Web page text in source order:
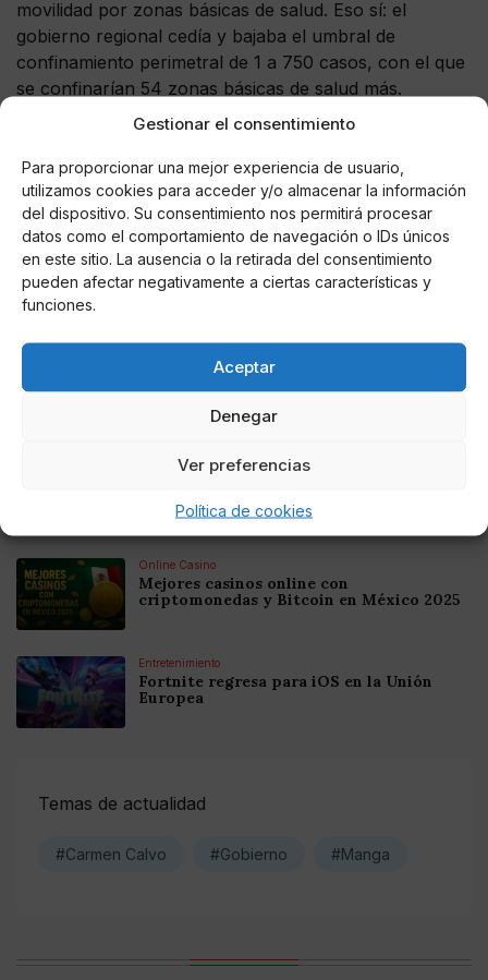
Gestionar el consentimiento
Para proporcionar una mejor experiencia de usuario,
utilizamos cookies para acceder y/o almacenar la información
del dispositivo. Su consentimiento nos permitirá procesar
datos como el comportamiento de navegación o IDs únicos
en este sitio. La ausencia o la retirada del consentimiento
pueden afectar negativamente a ciertas características y
funciones.
Aceptar
Denegar
Ver preferencias
Política de cookies
movilidad por zonas básicas de salud. Eso sí: el
gobierno regional cedía y bajaba el umbral de
confinamiento perimetral de 1 a 750 casos, con el que
se confinarían 54 zonas básicas de salud más.
AUTOR
Miguel P. Montes
Online Casino
Mejores Cripto Casinos Online en
Online Casino
Criptomonedas en Argentina 2025
Online Casino
Mejores casinos online con
criptomonedas y Bitcoin en México 2025
Entretenimiento
Fortnite regresa para iOS en la Unión
Europea
Temas de actualidad
#Carmen Calvo #Gobierno #Manga